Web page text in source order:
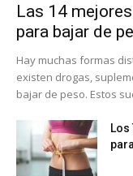
Las 14
para bajar de
Hay muchas formas
existen drogas,
bajar de peso. Estos